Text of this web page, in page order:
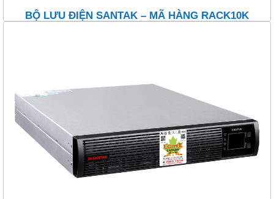
BỘ LƯU ĐIỆN SANTAK – MÃ HÀNG RACK10K